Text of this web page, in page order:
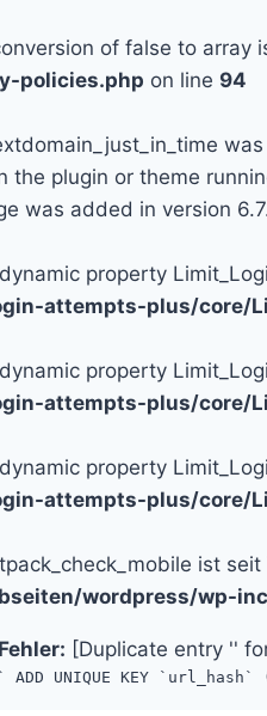
of false to array
policies.php on line 94
the plugin or theme
was added in version
property
attempts-plus/core/
property
attempts-plus/core/
property
attempts-plus/core/
ist
wordpress/wp-
[Duplicate entry ''
ADD UNIQUE KEY